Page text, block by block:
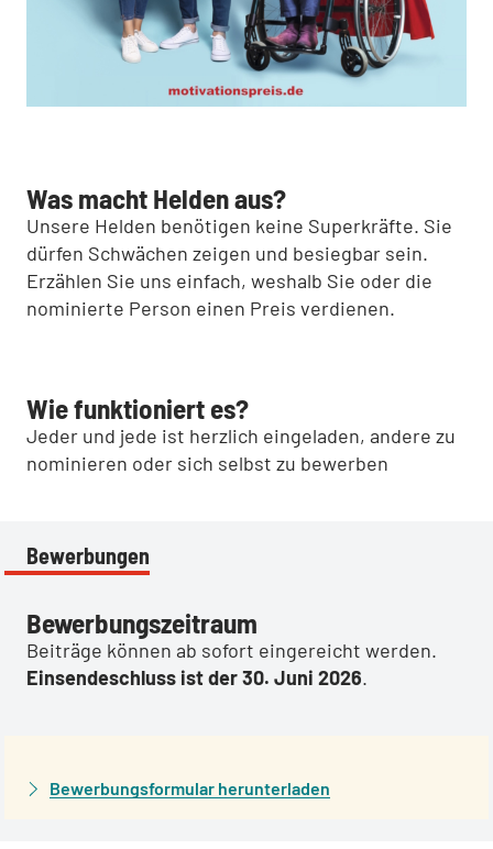
Was macht Helden aus?
Unsere Helden benötigen keine Superkräfte. Sie
dürfen Schwächen zeigen und besiegbar sein.
Erzählen Sie uns einfach, weshalb Sie oder die
nominierte Person einen Preis verdienen.
Wie funktioniert es?
Jeder und jede ist herzlich eingeladen, andere zu
nominieren oder sich selbst zu bewerben
Bewerbungen
Bewerbungszeitraum
Beiträge können ab sofort eingereicht werden.
Einsendeschluss ist der 30. Juni 2026.
Bewerbungsformular herunterladen